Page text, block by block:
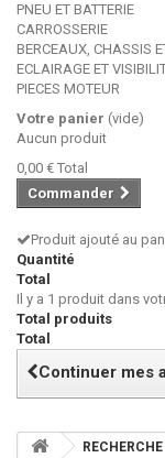
PNEU ET BATTERIE
CARROSSERIE
BERCEAUX, CHASSIS
ECLAIRAGE ET
PIECES MOTEUR
Votre panier (vide)
Aucun produit
0,00 € Total
Commander
Produit ajouté au
Quantité
Total
Il y a 1 produit dans
Total produits
Total
Continuer mes